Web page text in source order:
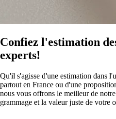
Confiez l'estimation
experts!
Qu'il s'agisse d'une estimation dans
partout en France ou d'une
nous vous offrons le meilleur de
grammage et la valeur juste de votre